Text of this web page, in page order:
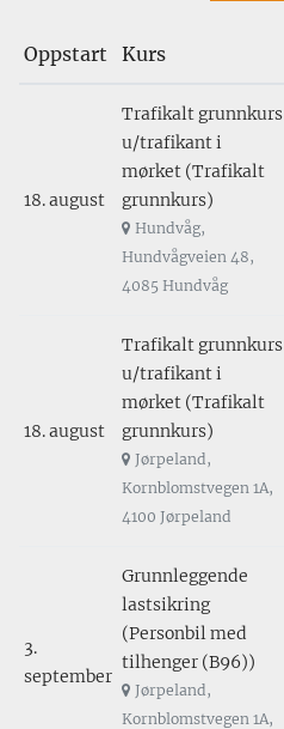
Oppstart Kurs
18. august
Trafikalt grunnkurs
u/trafikant i
mørket (Trafikalt
grunnkurs)
Hundvåg,
Hundvågveien 48,
4085 Hundvåg
18. august
Trafikalt grunnkurs
u/trafikant i
mørket (Trafikalt
grunnkurs)
Jørpeland,
Kornblomstvegen 1A,
4100 Jørpeland
3.
september
Grunnleggende
lastsikring
(Personbil med
tilhenger (B96))
Jørpeland,
Kornblomstvegen 1A,